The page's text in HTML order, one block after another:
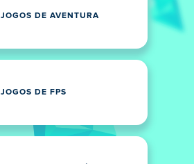
JOGOS DE AVENTURA
JOGOS DE FPS